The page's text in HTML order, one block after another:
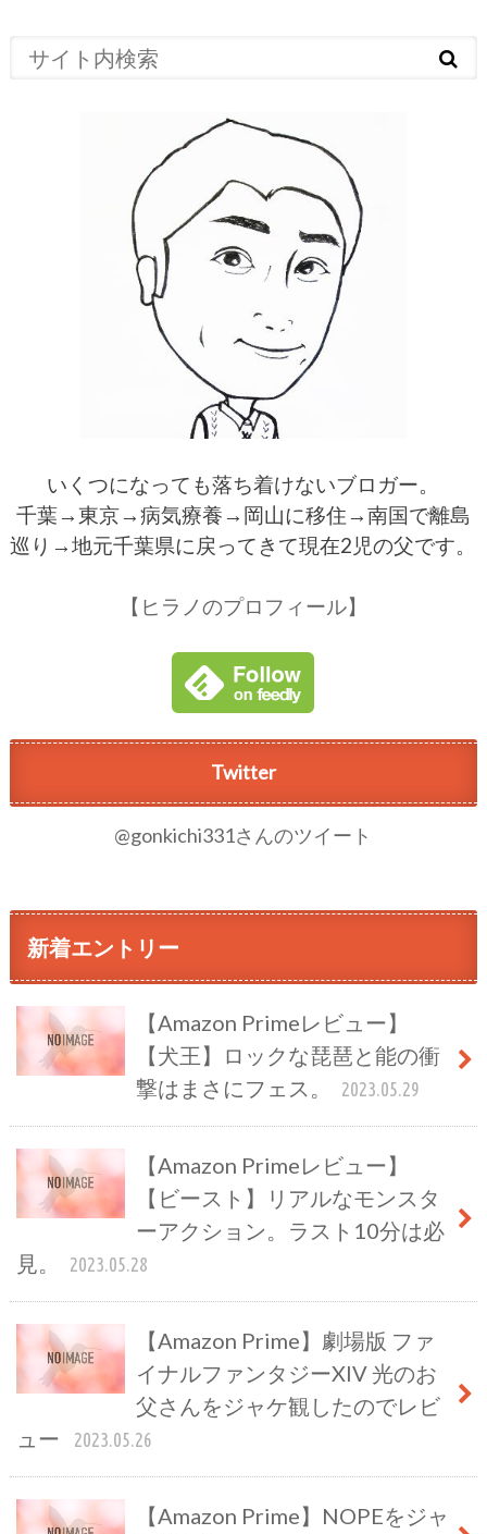
いくつになっても落ち着けないブロガー。
千葉→東京→病気療養→岡山に移住→南国で離島
巡り→地元千葉県に戻ってきて現在2児の父です。
【ヒラノのプロフィール】
Twitter
@gonkichi331さんのツイート
新着エントリー
【Amazon Primeレビュー】
【犬王】ロックな琵琶と能の衝
撃はまさにフェス。
2023.05.29
【Amazon Primeレビュー】
【ビースト】リアルなモンスタ
ーアクション。ラスト10分は必
見。
2023.05.28
【Amazon Prime】劇場版 ファ
イナルファンタジーXIV 光のお
父さんをジャケ観したのでレビ
ュー
2023.05.26
【Amazon Prime】NOPEをジャ